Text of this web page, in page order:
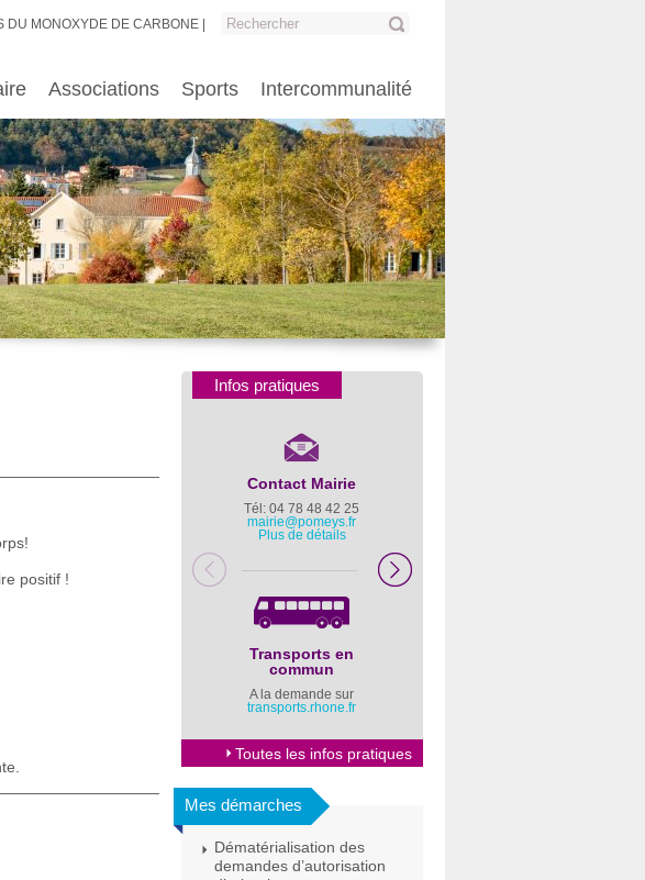
DU MONOXYDE DE CARBONE
Associations Sports Intercommunalité
positif !
Infos pratiques
Contact Mairie
Tél: 04 78 48 42 25
mairie@pomeys.fr
Plus de détails
Transports en
commun
A la demande sur
transports.rhone.fr
Toutes les infos pratiques
Mes démarches
Dématérialisation des
demandes d’autorisation